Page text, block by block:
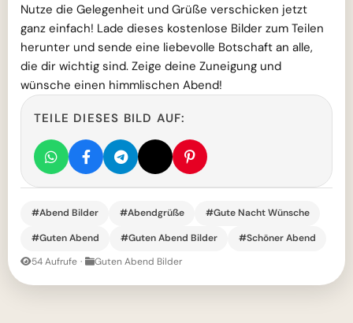
Nutze die Gelegenheit und Grüße verschicken jetzt
ganz einfach! Lade dieses kostenlose Bilder zum Teilen
herunter und sende eine liebevolle Botschaft an alle,
die dir wichtig sind. Zeige deine Zuneigung und
wünsche einen himmlischen Abend!
TEILE DIESES BILD AUF:
#Abend Bilder #Abendgrüße
#Gute Nacht Wünsche
#Guten Abend
#Guten Abend Bilder
#Schöner Abend
54 Aufrufe · Guten Abend Bilder